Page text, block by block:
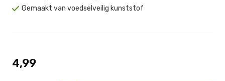
Gemaakt van voedselveilig kunststof
4,99